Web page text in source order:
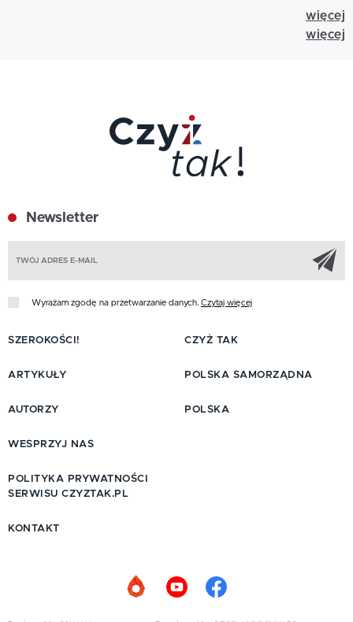
więcej
więcej
Newsletter
Wyrażam zgodę na przetwarzanie danych. Czytaj więcej
SZEROKOŚCI!
ARTYKUŁY
AUTORZY
CZYŻ TAK
POLSKA SAMORZĄDNA
POLSKA
WESPRZYJ NAS
POLITYKA PRYWATNOŚCI
SERWISU CZYZTAK.PL
KONTAKT